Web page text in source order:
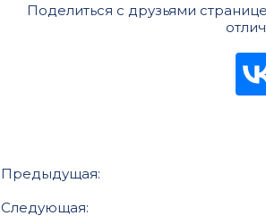
Поделиться с друзьями
Предыдущая:
Следующая: